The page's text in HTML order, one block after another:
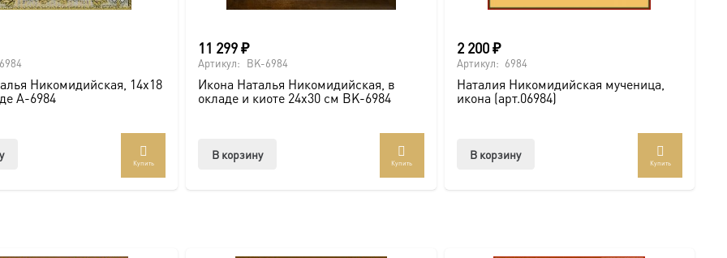
больше уникальных работ:
https://vk.com/ikonaspas
Никомидийская, 14х18
A-6984
Купить
11 299₽
Артикул: BK-6984
Икона Наталья Никомидийская, в
окладе и киоте 24х30 см BK-6984
В корзину
Купить
2 200₽
Артикул: 6984
Наталия Никомидийская мученица,
икона (арт.06984)
В корзину
Купить